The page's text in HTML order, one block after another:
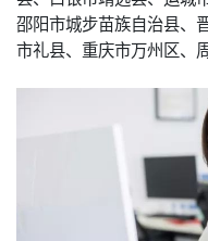
邵阳市城步苗族自治县、
市礼县、重庆市万州区、